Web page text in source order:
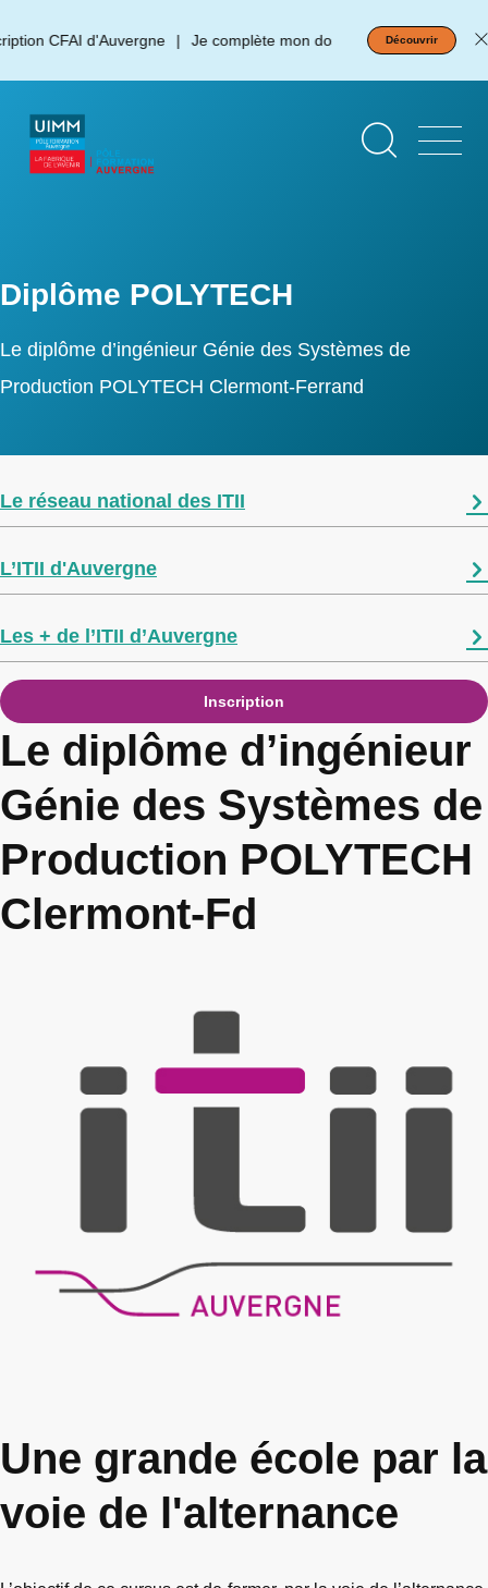
au CFAI d'Auvergne Je complète mon dossier d'inscription !
Découvrir
Diplôme POLYTECH
Le diplôme d’ingénieur Génie des Systèmes de
Production POLYTECH Clermont-Ferrand
Le réseau national des ITII
L’ITII d'Auvergne
Les + de l’ITII d’Auvergne
Inscription
Le diplôme d’ingénieur
Génie des Systèmes de
Production POLYTECH
Clermont-Fd
Une grande école par la
voie de l'alternance